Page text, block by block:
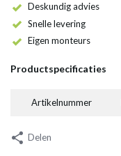
Deskundig advies
Snelle levering
Eigen monteurs
Productspecificaties
Artikelnummer
Delen